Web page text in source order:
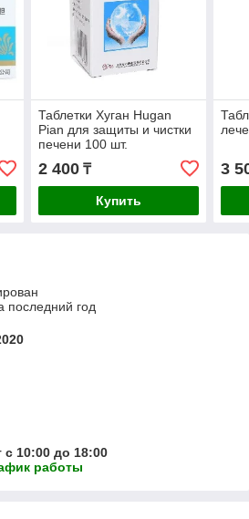
Таблетки Хуган Hugan
Pian для защиты и чистки
печени 100 шт.
2 400₸
Купить
3
последний год
с 10:00 до 18:00
работы